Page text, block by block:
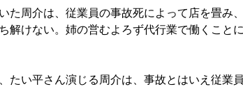
周介は、従業員の事故死によって店を畳み
けない。姉の営むよろず代行業で働くこと
い平さん演じる周介は、事故とはいえ従業